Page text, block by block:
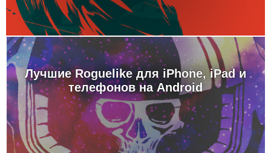
Лучшие Roguelike для iPhone, iPad и
телефонов на Android